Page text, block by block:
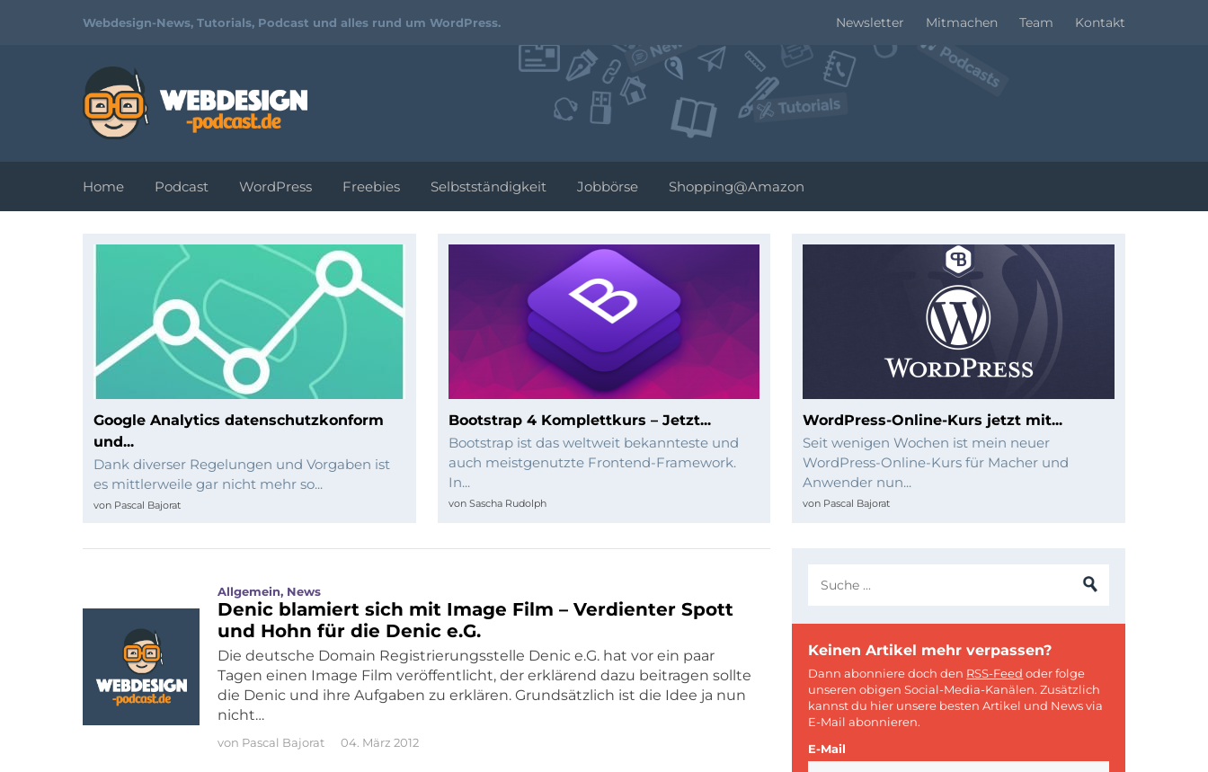
Webdesign-News, Tutorials, Podcast und alles rund um WordPress. Newsletter Mitmachen Team Kontakt
Tutorials und
Video-
Workshops zu
Webdesign
und
Programmierung
Home Podcast WordPress Freebies Selbstständigkeit Jobbörse Shopping@Amazon
Google Analytics datenschutzkonform
und...
Dank diverser Regelungen und Vorgaben ist
es mittlerweile gar nicht mehr so...
von Pascal Bajorat
Bootstrap 4 Komplettkurs – Jetzt...
Bootstrap ist das weltweit bekannteste und
auch meistgenutzte Frontend-Framework.
In...
von Sascha Rudolph
WordPress-Online-Kurs jetzt mit...
Seit wenigen Wochen ist mein neuer
WordPress-Online-Kurs für Macher und
Anwender nun...
von Pascal Bajorat
Allgemein, News
Denic blamiert sich mit Image Film – Verdienter Spott
und Hohn für die Denic e.G.
Die deutsche Domain Registrierungsstelle Denic e.G. hat vor ein paar
Tagen einen Image Film veröffentlicht, der erklärend dazu beitragen sollte
die Denic und ihre Aufgaben zu erklären. Grundsätzlich ist die Idee ja nun
nicht…
von Pascal Bajorat 04. März 2012
Keinen Artikel mehr verpassen?
Dann abonniere doch den RSS-Feed oder folge
unseren obigen Social-Media-Kanälen. Zusätzlich
kannst du hier unsere besten Artikel und News via
E-Mail abonnieren.
E-Mail